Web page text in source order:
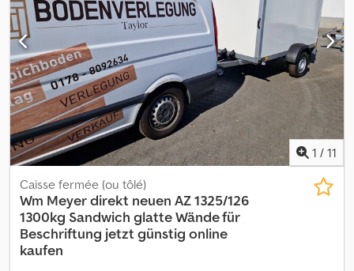
vendredi, de 08h00 à 12h30 et de 14h00 à 18h00, ou 24h/24 sur
notre boutique en ligne trailershop de. Droits d’auteur - Marque
déposée 09/25 AK45S935
1 / 11
Caisse fermée (ou tôlé)
Wm Meyerdirekt neuen AZ 1325/126
1300kg Sandwich glatte Wände für
Beschriftung jetzt günstig online
kaufen